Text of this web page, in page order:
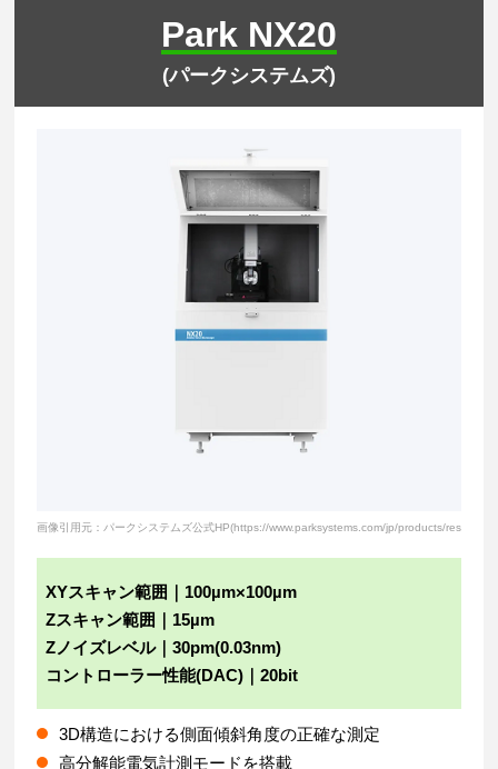
Park NX20
(パークシステムズ)
画像引用元：パークシステムズ公式HP(https://www.parksystems.com/jp/products/
XYスキャン範囲｜100µm×100µm
Zスキャン範囲｜15µm
Zノイズレベル｜30pm(0.03nm)
コントローラー性能(DAC)｜20bit
3D構造における側面傾斜角度の正確な測定
高分解能電気計測モードを搭載